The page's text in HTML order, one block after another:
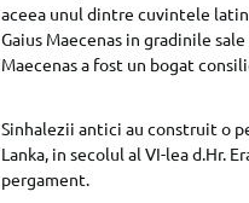
aceea unul dintre cuvintele
Gaius Maecenas in gradinile
Maecenas a fost un bogat
Sinhalezii antici au construit o
Lanka, in secolul al VI-lea d.Hr.
pergament.